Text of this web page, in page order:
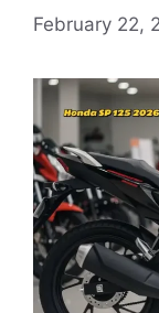
February 22,